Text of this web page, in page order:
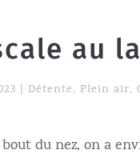
au
Détente, Plein air,
du nez, on a